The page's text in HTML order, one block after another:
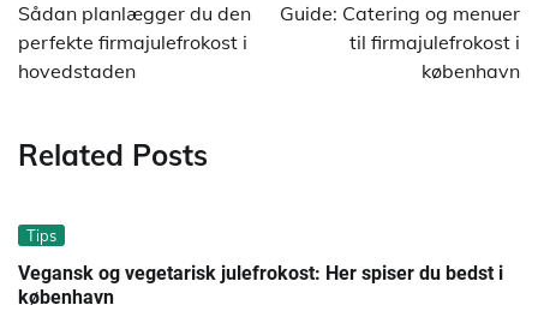
Sådan planlægger du den
perfekte firmajulefrokost i
hovedstaden
Guide: Catering og menuer
til firmajulefrokost i
københavn
Related Posts
Tips
Vegansk og vegetarisk julefrokost: Her spiser du bedst i
københavn